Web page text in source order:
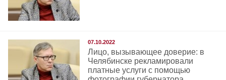
07.10.2022
Лицо, вызывающее доверие: в
Челябинске рекламировали
платные услуги с помощью